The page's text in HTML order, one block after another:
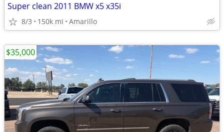
Super clean 2011 BMW x5 x35i
8/3 150k mi Amarillo
$35,000